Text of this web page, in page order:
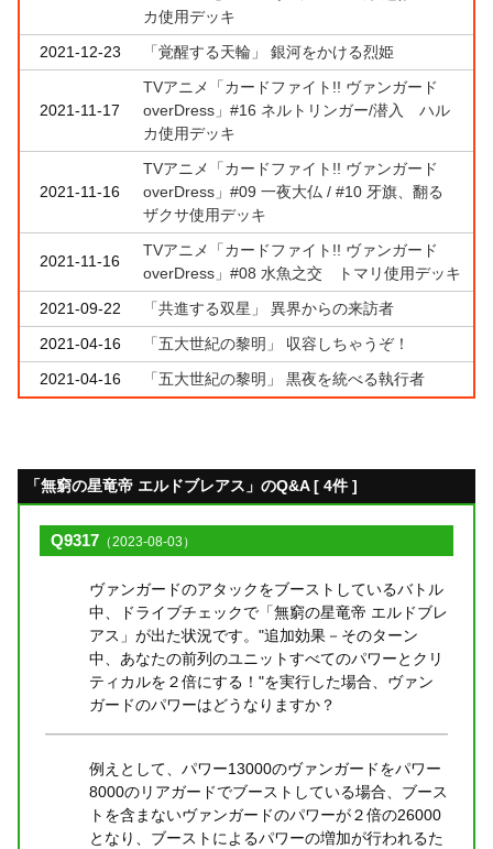
カ使用デッキ
2021-12-23
「覚醒する天輪」 銀河をかける烈姫
2021-11-17
TVアニメ「カードファイト!! ヴァンガード
overDress」#16 ネルトリンガー/潜入 ハル
カ使用デッキ
2021-11-16
TVアニメ「カードファイト!! ヴァンガード
overDress」#09 一夜大仏 / #10 牙旗、翻る
ザクサ使用デッキ
2021-11-16
TVアニメ「カードファイト!! ヴァンガード
overDress」#08 水魚之交 トマリ使用デッキ
2021-09-22
「共進する双星」 異界からの来訪者
2021-04-16
「五大世紀の黎明」 収容しちゃうぞ！
2021-04-16
「五大世紀の黎明」 黒夜を統べる執行者
「無窮の星竜帝 エルドブレアス」のQ&A [ 4件 ]
Q9317 （2023-08-03）
ヴァンガードのアタックをブーストしているバトル
中、ドライブチェックで「無窮の星竜帝 エルドブレ
アス」が出た状況です。"追加効果－そのターン
中、あなたの前列のユニットすべてのパワーとクリ
ティカルを２倍にする！"を実行した場合、ヴァン
ガードのパワーはどうなりますか？
例えとして、パワー13000のヴァンガードをパワー
8000のリアガードでブーストしている場合、ブース
トを含まないヴァンガードのパワーが２倍の26000
となり、ブーストによるパワーの増加が行われるた